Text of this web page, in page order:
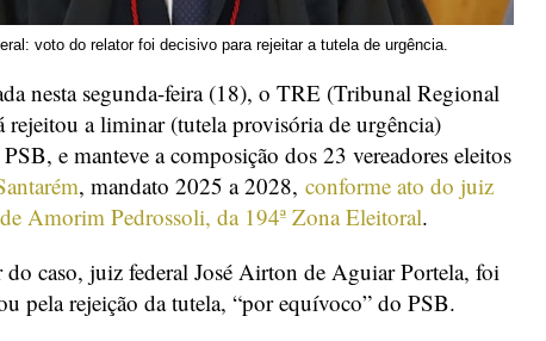
voto do relator foi decisivo para rejeitar a tutela de urgência.
nesta segunda-feira (18), o TRE (Tribunal Regional
rejeitou a liminar (tutela provisória de urgência)
e manteve a composição dos 23 vereadores eleitos
, mandato 2025 a 2028, conforme ato do juiz
Amorim Pedrossoli, da 194ª Zona Eleitoral.
caso, juiz federal José Airton de Aguiar Portela, foi
pela rejeição da tutela, “por equívoco” do PSB.